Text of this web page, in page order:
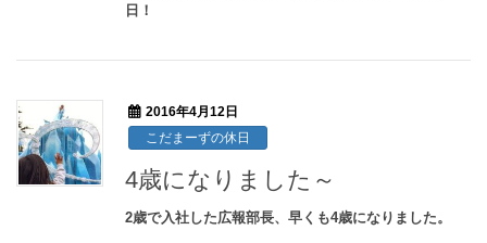
日！
2016年4月12日
こだまーずの休日
4歳になりました～
2歳で入社した広報部長、早くも4歳になりました。